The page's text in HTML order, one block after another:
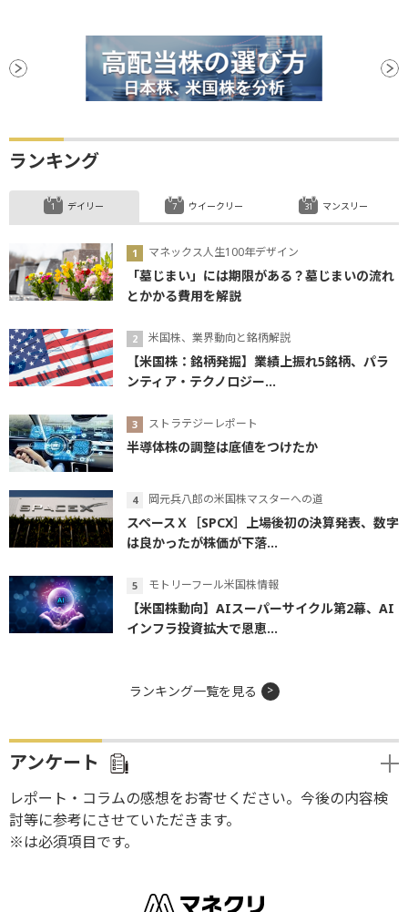
ランキング
デイリー
マネックス人生100年デザイン
「墓じまい」には期限がある？墓じまいの流れ
とかかる費用を解説
米国株、業界動向と銘柄解説
【米国株：銘柄発掘】業績上振れ5銘柄、パラ
ンティア・テクノロジー...
ストラテジーレポート
半導体株の調整は底値をつけたか
岡元兵八郎の米国株マスターへの道
スペースＸ［SPCX］上場後初の決算発表、数字
は良かったが株価が下落...
モトリーフール米国株情報
【米国株動向】AIスーパーサイクル第2幕、AI
インフラ投資拡大で恩恵...
ウイークリー マンスリー
ランキング一覧を見る
アンケート
レポート・コラムの感想をお寄せください。今後の内容検
討等に参考にさせていただきます。
※は必須項目です。